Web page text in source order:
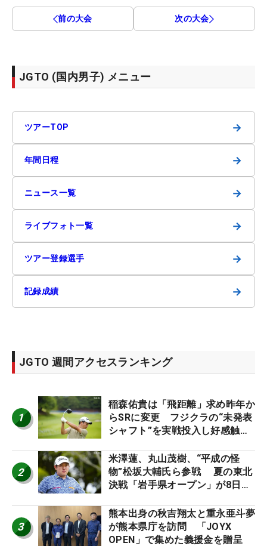
前の大会 次の大会
JGTO (国内男子) メニュー
ツアーTOP →
年間日程 →
ニュース一覧 →
ライブフォト一覧 →
ツアー登録選手 →
記録成績 →
JGTO 週間アクセスランキング
1
稲森佑貴は「飛距離」求め昨年か
らSRに変更 フジクラの“未発表
シャフト”を実戦投入し好感触
ーのヒトネタ！】
2
米澤蓮、丸山茂樹、“平成の怪
物”松坂大輔氏ら参戦 夏の東北
決戦「岩手県オープン」が8日開
3
熊本出身の秋吉翔太と重永亜斗夢
が熊本県庁を訪問 「JOYX
OPEN」で集めた義援金を贈呈